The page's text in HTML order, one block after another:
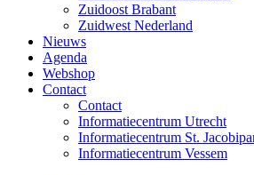
Zuidoost Brabant
Zuidwest Nederland
Nieuws
Agenda
Webshop
Contact
Contact
Informatiecentrum Utrecht
Informatiecentrum St.
Informatiecentrum Vessem